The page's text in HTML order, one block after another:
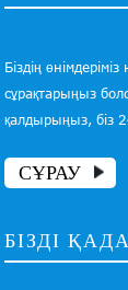
Біздің
сұрақтарыңыз
қалдырыңыз, біз
СҰРАУ
БІЗДІ